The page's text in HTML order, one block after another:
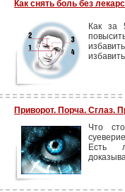
Как снять боль без
Как за
Приворот. Порча. Сглаз.
Что
Есть